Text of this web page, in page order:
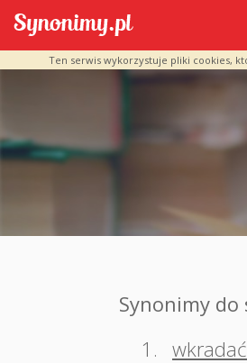
Ten serwis wykorzystuje pliki cookies,
Synonimy do
1.